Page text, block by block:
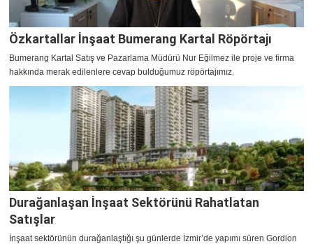
Özkartallar İnşaat Bumerang Kartal Röpörtajı
Bumerang Kartal Satış ve Pazarlama Müdürü Nur Eğilmez ile proje ve firma
hakkında merak edilenlere cevap bulduğumuz röpörtajımız.
Durağanlaşan İnşaat Sektörünü Rahatlatan
Satışlar
İnşaat sektörünün durağanlaştığı şu günlerde İzmir’de yapımı süren Gordion